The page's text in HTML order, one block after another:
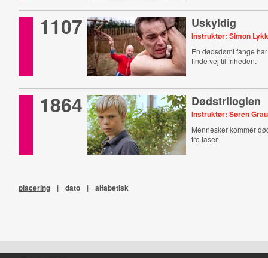
1107 Uskyldig
Instruktør: Simon
En dødsdømt fange
finde vej til friheden.
1864 Dødstrilogien
Instruktør: Søren Grau
Mennesker kommer
tre faser.
placering | dato | alfabetisk